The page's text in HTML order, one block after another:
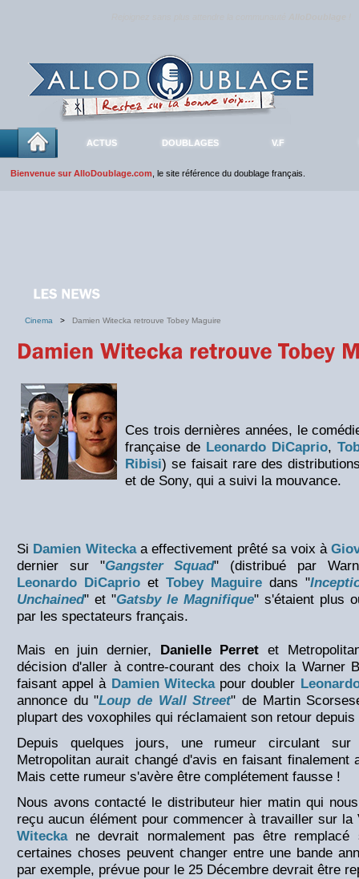
ACTUS DOUBLAGES V.F
Bienvenue sur AlloDoublage.com , le site référence du doublage français.
Cinema > Damien Witecka retrouve Tobey Maguire
Ces trois dernières années, le
française de Leonardo DiCaprio,
Ribisi) se faisait rare des
et de Sony, qui a suivi la mouvance.
Si Damien Witeckaa effectivement prêté sa voix à
dernier sur "Gangster Squad" (distribué par
Leonardo DiCaprioet Tobey Maguiredans "
Unchained" et "Gatsby le Magnifique" s'étaient plus
par les spectateurs français.
Mais en juin dernier, Danielle Perret et
décision d'aller à contre-courant des choix la Warner
faisant appel à Damien Witeckapour doubler
annonce du "Loup de Wall Street" de Martin
plupart des voxophiles qui réclamaient son retour depuis
Depuis quelques jours, une rumeur circulant sur
Metropolitan aurait changé d'avis en faisant finalement
Mais cette rumeur s'avère être complétement fausse !
Nous avons contacté le distributeur hier matin qui
reçu aucun élément pour commencer à travailler sur
Witeckane devrait normalement pas être remplacé
certaines choses peuvent changer entre une bande
par exemple, prévue pour le 25 Décembre devrait être